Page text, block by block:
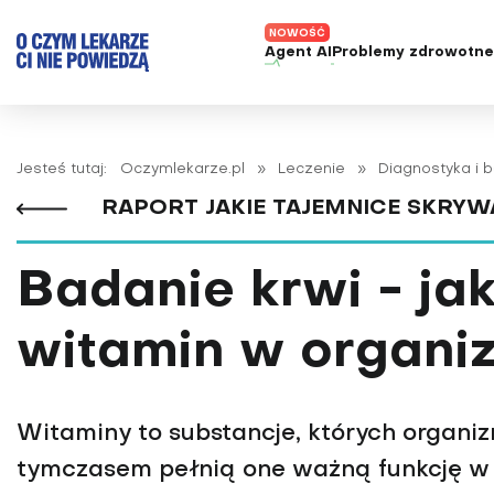
Agent AI Problemy zdrowotne
Alergie
Astma
Bezsenność
Borelioza
Bóle głowy i migreny
Celiakia
Choroba Parkinsona
Choroby jelit
Nowe
Jesteś tutaj: Oczymlekarze.pl » Leczenie » Diagnostyka i
RAPORT JAKIE TAJEMNICE
Badanie krwi -
witamin w
Witaminy to substancje, których
tymczasem pełnią one ważną funkcję